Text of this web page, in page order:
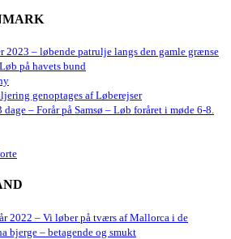
2023 – løbende patrulje langs den gamle grænse
på havets bund
genoptages af Løberejser
dage – Forår på Samsø – Løb foråret i møde 6-8.
2022 – Vi løber på tværs af Mallorca i de
bjerge – betagende og smukt